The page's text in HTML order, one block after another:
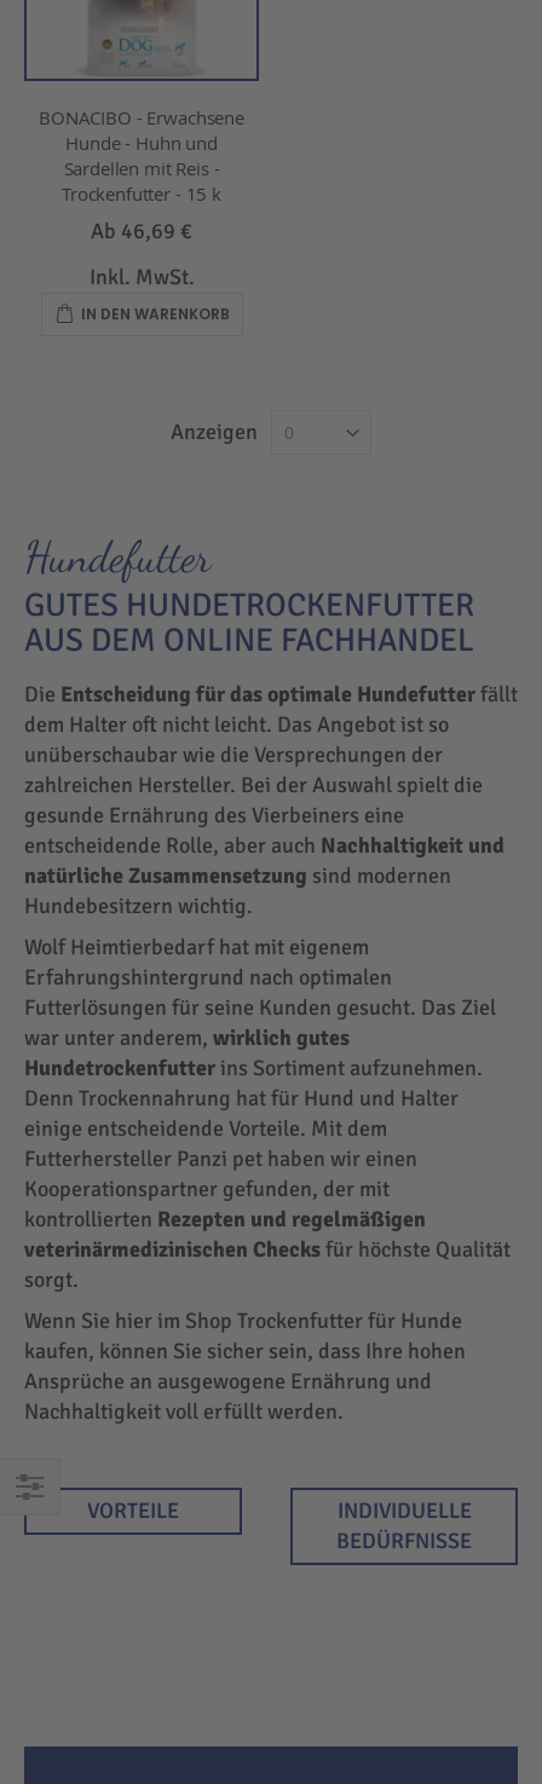
BONACIBO - Erwachsene
Hunde - Huhn und
Sardellen mit Reis -
Trockenfutter - 15 k
Ab 46,69 €
Inkl. MwSt.
IN DEN WARENKORB
Anzeigen
EINKAUFEN
Hundefutter
GUTES HUNDETROCKENFUTTER
AUS DEM ONLINE FACHHANDEL
Die Entscheidung für das optimale Hundefutterfällt
dem Halter oft nicht leicht. Das Angebot ist so
unüberschaubar wie die Versprechungen der
zahlreichen Hersteller. Bei der Auswahl spielt die
gesunde Ernährung des Vierbeiners eine
entscheidende Rolle, aber auch Nachhaltigkeit und
natürliche Zusammensetzung sind modernen
Hundebesitzern wichtig.
Wolf Heimtierbedarf hat mit eigenem
Erfahrungshintergrund nach optimalen
Futterlösungen für seine Kunden gesucht. Das Ziel
war unter anderem, wirklich gutes
Hundetrockenfutter ins Sortiment aufzunehmen.
Denn Trockennahrung hat für Hund und Halter
einige entscheidende Vorteile. Mit dem
Futterhersteller Panzi pet haben wir einen
Kooperationspartner gefunden, der mit
kontrollierten Rezepten und regelmäßigen
veterinärmedizinischen Checksfür höchste Qualität
sorgt.
Wenn Sie hier im Shop Trockenfutter für Hunde
kaufen, können Sie sicher sein, dass Ihre hohen
Ansprüche an ausgewogene Ernährung und
Nachhaltigkeit voll erfüllt werden.
VORTEILE
INDIVIDUELLE
BEDÜRFNISSE